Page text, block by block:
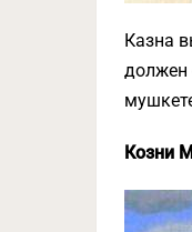
Казна
должен
Козни